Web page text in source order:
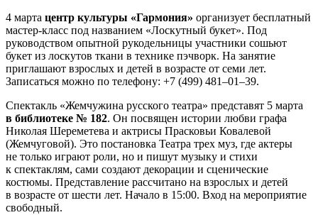
4 марта центр культуры «Гармония» организует бесплатный
мастер-класс под названием «Лоскутный букет». Под
руководством опытной рукодельницы участники сошьют
букет из лоскутов ткани в технике пэчворк. На занятие
приглашают взрослых и детей в возрасте от семи лет.
Записаться можно по телефону: +7 (499) 481–01–39.
Спектакль «Жемчужина русского театра» представят 5 марта
в библиотеке № 182. Он посвящен истории любви графа
Николая Шереметева и актрисы Прасковьи Ковалевой
(Жемчуговой). Это постановка Театра трех муз, где актеры
не только играют роли, но и пишут музыку и стихи
к спектаклям, сами создают декорации и сценические
костюмы. Представление рассчитано на взрослых и детей
в возрасте от шести лет. Начало в 15:00. Вход на мероприятие
свободный.